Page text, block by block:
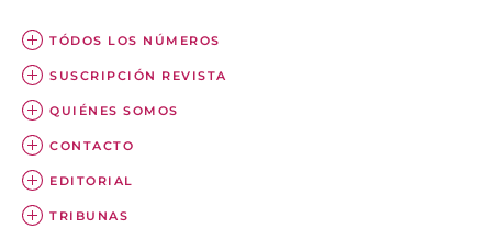
TÓDOS LOS NÚMEROS
SUSCRIPCIÓN REVISTA
QUIÉNES SOMOS
CONTACTO
EDITORIAL
TRIBUNAS